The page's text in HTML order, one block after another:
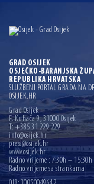
GRAD OSIJEK
OSJEČKO-BARANJSKA
REPUBLIKA HRVATSKA
SLUŽBENI PORTAL GRADA NA
OSIJEK.HR
Grad Osijek
F. Kuhača 9, 31000 Osijek
T: +385 31 229 229
info@osijek.hr
press@osijek.hr
www.osijek.hr
Radno vrijeme : 7:30h – 15:30h
Radno vrijeme sa strankama